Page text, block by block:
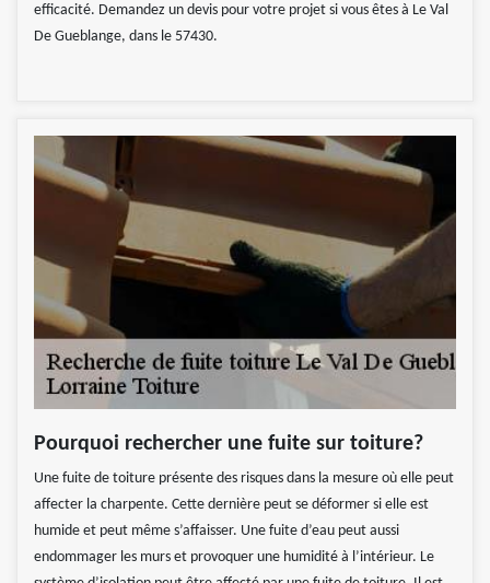
efficacité. Demandez un devis pour votre projet si vous êtes à Le Val
De Gueblange, dans le 57430.
Pourquoi rechercher une fuite sur toiture?
Une fuite de toiture présente des risques dans la mesure où elle peut
affecter la charpente. Cette dernière peut se déformer si elle est
humide et peut même s’affaisser. Une fuite d’eau peut aussi
endommager les murs et provoquer une humidité à l’intérieur. Le